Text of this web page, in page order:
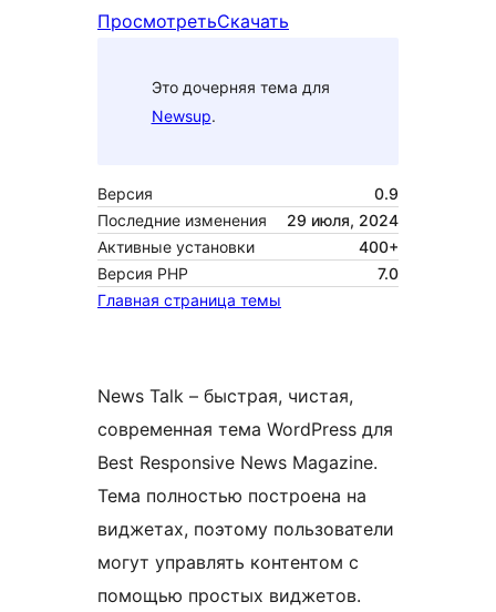
ПросмотретьСкачать
Это дочерняя тема для
Newsup.
Версия
0.9
Последние изменения
29 июля, 2024
Активные установки
400+
Версия PHP
7.0
Главная страница темы
News Talk – быстрая, чистая,
современная тема WordPress для
Best Responsive News Magazine.
Тема полностью построена на
виджетах, поэтому пользователи
могут управлять контентом с
помощью простых виджетов.